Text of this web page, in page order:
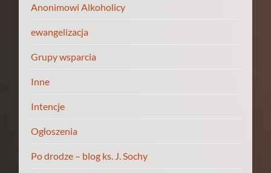
Anonimowi Alkoholicy
ewangelizacja
Grupy wsparcia
Inne
Intencje
Ogłoszenia
Po drodze – blog ks. J. Sochy